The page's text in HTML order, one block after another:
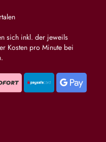
sich inkl. der jeweils
Kosten pro Minute bei